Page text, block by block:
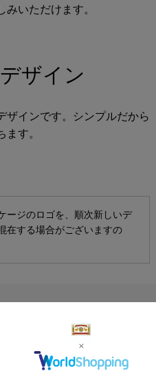
いただけます。
ザイン
ザインです。シンプルだから
す。
ージのロゴを、順次新しいデ
在する場合がございますの
レビュー件数：